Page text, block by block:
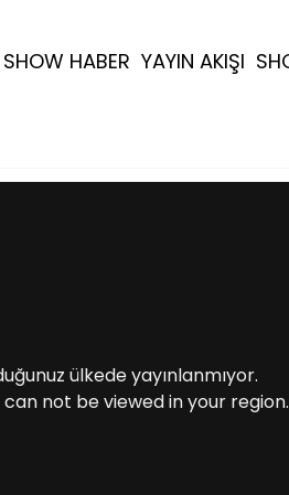
SHOW HABER YAYIN AKIŞI
ülkede yayınlanmıyor.
not be viewed in your region.